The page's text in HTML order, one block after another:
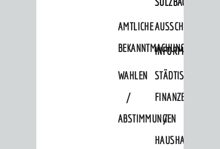
AMTLICHE
BEKANNTMACHUNGEN
WAHLEN
/
ABSTIMMUNGEN
STÄDTISCHE
FINANZEN
/
HAUSHALT